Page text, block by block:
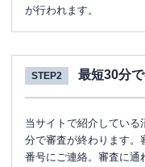
が行われます。
STEP2 最短30分
当サイトで紹介している
分で審査が終わります。
番号にご連絡。審査に通